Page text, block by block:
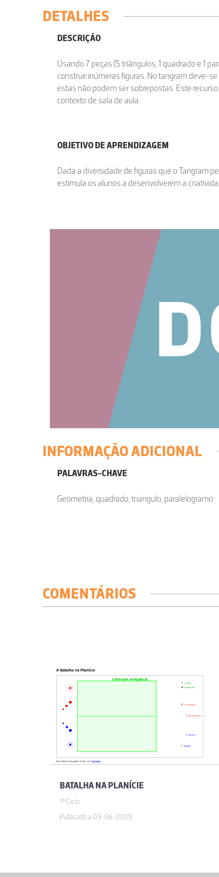
DETALHES
DESCRIÇÃO
Usando 7 peças (5 triângulos, 1 quadrado e 1
construir inúmeras figuras. No tangram deve-
estas não podem ser sobrepostas. Este
contexto de sala de aula.
OBJETIVO DE APRENDIZAGEM
Dada a diversidade de figuras que o Tangram
estimula os alunos a desenvolverem a
INFORMAÇÃO ADICIONAL
PALAVRAS-CHAVE
Geometria, quadrado, triangulo, paralelogramo
COMENTÁRIOS
BATALHA NA PLANÍCIE
1º Ciclo
Publicado a 03-06-2009